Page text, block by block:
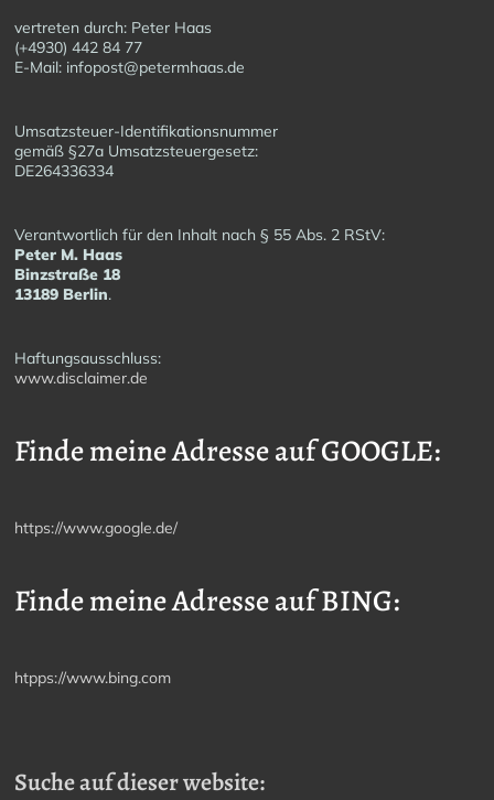
vertreten durch: Peter Haas
(+4930) 442 84 77
E-Mail: infopost@petermhaas.de
Umsatzsteuer-Identifikationsnummer
gemäß §27a Umsatzsteuergesetz:
DE264336334
Verantwortlich für den Inhalt nach § 55 Abs. 2 RStV:
Peter M. Haas
Binzstraße 18
13189 Berlin.
Haftungsausschluss:
www.disclaimer.de
Finde meine Adresse auf GOOGLE:
https://www.google.de/
Finde meine Adresse auf BING:
htpps://www.bing.com
Suche auf dieser website: